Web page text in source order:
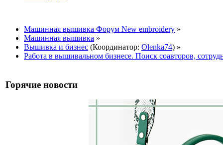
Машинная вышивка Форум New embroidery »
Машинная вышивка »
Вышивка и бизнес (Координатор: Olenka74) »
Работа в вышивальном бизнесе. Поиск соавторов,
Горячие новости